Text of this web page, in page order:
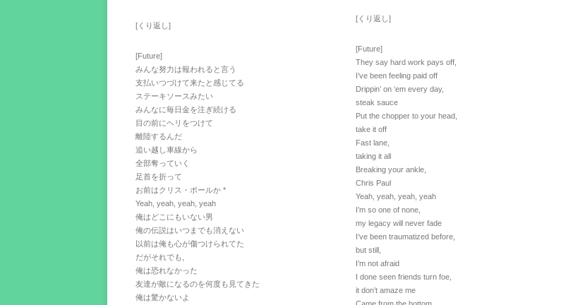
[くり返し]
[Future]
みんな努力は報われると言う
支払いつづけて来たと感じてる
ステーキソースみたい
みんなに毎日金を注ぎ続ける
目の前にヘリをつけて
離陸するんだ
追い越し車線から
全部奪っていく
足首を折って
お前はクリス・ポールか *
Yeah, yeah, yeah, yeah
俺はどこにもいない男
俺の伝説はいつまでも消えない
以前は俺も心が傷つけられてた
だがそれでも,
俺は恐れなかった
友達が敵になるのを何度も見てきた
俺は驚かないよ
[くり返し]
[Future]
They say hard work pays off,
I’ve been feeling paid off
Drippin’ on ‘em every day,
steak sauce
Put the chopper to your head,
take it off
Fast lane,
taking it all
Breaking your ankle,
Chris Paul
Yeah, yeah, yeah, yeah
I’m so one of none,
my legacy will never fade
I’ve been traumatized before,
but still,
I’m not afraid
I done seen friends turn foe,
it don’t amaze me